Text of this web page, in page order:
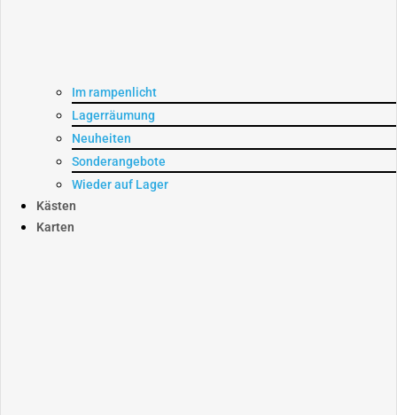
Im rampenlicht
Lagerräumung
Neuheiten
Sonderangebote
Wieder auf Lager
Kästen
Karten